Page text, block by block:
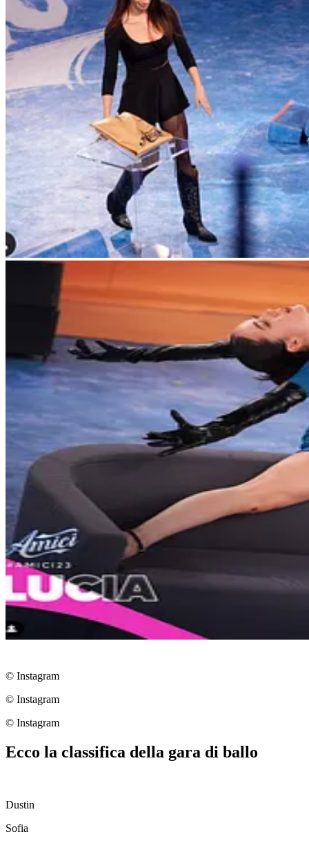
© Instagram
© Instagram
© Instagram
Ecco la classifica della gara di ballo
Dustin
Sofia